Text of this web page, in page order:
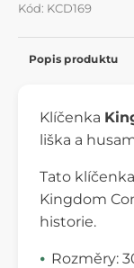
Kód: KCD169
Popis produktu
Klíčenka
liška a
Tato
Kingdom
historie.
Rozměry: